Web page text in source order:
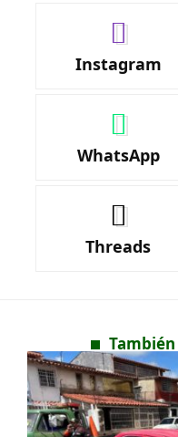
Instagram
WhatsApp
Threads